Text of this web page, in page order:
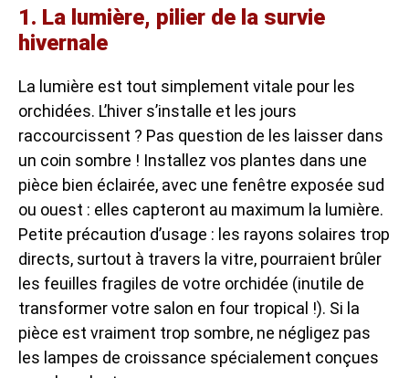
1. La lumière, pilier de la survie
hivernale
La lumière est tout simplement vitale pour les
orchidées. L’hiver s’installe et les jours
raccourcissent ? Pas question de les laisser dans
un coin sombre ! Installez vos plantes dans une
pièce bien éclairée, avec une fenêtre exposée sud
ou ouest : elles capteront au maximum la lumière.
Petite précaution d’usage : les rayons solaires trop
directs, surtout à travers la vitre, pourraient brûler
les feuilles fragiles de votre orchidée (inutile de
transformer votre salon en four tropical !). Si la
pièce est vraiment trop sombre, ne négligez pas
les lampes de croissance spécialement conçues